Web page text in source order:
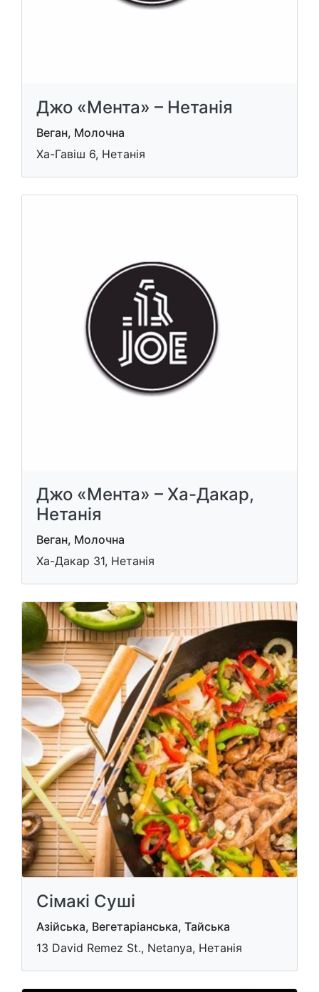
Джо «Мента» – Нетанія
Веган, Молочна
Ха-Гавіш 6, Нетанія
Джо «Мента» – Ха-Дакар,
Нетанія
Веган, Молочна
Ха-Дакар 31, Нетанія
Сімакі Суші
Азійська, Вегетаріанська, Тайська
13 David Remez St., Netanya, Нетанія